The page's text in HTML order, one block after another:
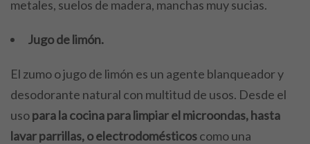
metales, suelos de madera, manchas muy sucias.
Jugo de limón.
El zumo o jugo de limón es un agente blanqueador y
desodorante natural con multitud de usos. Desde el
usopara la cocina para limpiar el microondas, hasta
lavar parrillas, o electrodomésticoscomo una